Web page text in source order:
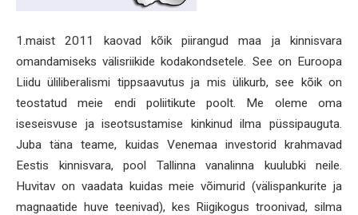
1.maist 2011 kaovad kõik piirangud maa ja kinnisvara
omandamiseks välisriikide kodakondsetele. See on Euroopa
Liidu üliliberalismi tippsaavutus ja mis ülikurb, see kõik on
teostatud meie endi poliitikute poolt. Me oleme oma
iseseisvuse ja iseotsustamise kinkinud ilma püssipauguta.
Juba täna teame, kuidas Venemaa investorid krahmavad
Eestis kinnisvara, pool Tallinna vanalinna kuulubki neile.
Huvitav on vaadata kuidas meie võimurid (välispankurite ja
magnaatide huve teenivad), kes Riigikogus troonivad, silma